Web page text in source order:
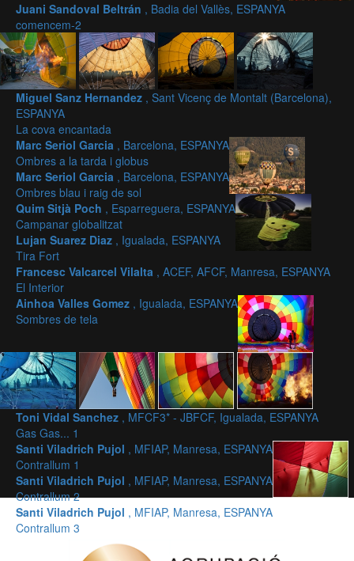
Juani Sandoval Beltrán , Badia del Vallès, ESPANYA
comencem-2
Miguel Sanz Hernandez , Sant Vicenç de Montalt (Barcelona),
ESPANYA
La cova encantada
Marc Seriol Garcia , Barcelona, ESPANYA
Ombres a la tarda i globus
Marc Seriol Garcia , Barcelona, ESPANYA
Ombres blau i raig de sol
Quim Sitjà Poch , Esparreguera, ESPANYA
Campanar globalitzat
Lujan Suarez Diaz , Igualada, ESPANYA
Tira Fort
Francesc Valcarcel Vilalta , ACEF, AFCF, Manresa, ESPANYA
El Interior
Ainhoa Valles Gomez , Igualada, ESPANYA
Sombres de tela
Toni Vidal Sanchez , MFCF3* - JBFCF, Igualada, ESPANYA
Gas Gas... 1
Santi Viladrich Pujol , MFIAP, Manresa, ESPANYA
Contrallum 1
Santi Viladrich Pujol , MFIAP, Manresa, ESPANYA
Contrallum 2
Santi Viladrich Pujol , MFIAP, Manresa, ESPANYA
Contrallum 3